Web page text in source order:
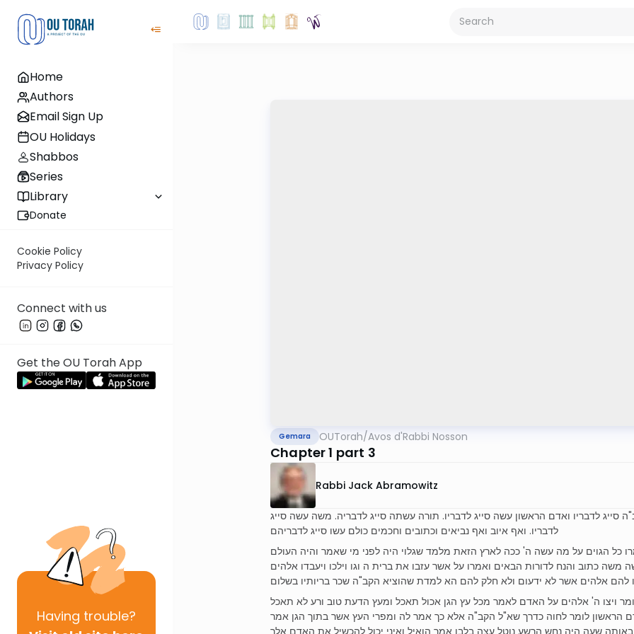
Home
Authors
Email Sign Up
OU Holidays
Shabbos
Series
Library
Donate
Cookie Policy
Privacy Policy
Connect with us
Get the OU Torah App
Having trouble?
Gemara OUTorah/Avos d'Rabbi Nosson
Chapter 1 part 3
Rabbi Jack Abramowitz
סייג לדבריו ואדם הראשון עשה סייג לדבריו. תורה עשתה סייג לדבריה. משה עשה סייג
לדבריו. ואף איוב ואף נביאים וכתובים וחכמים כולם עשו סייג לדבריהם
כל הגוים על מה עשה ה' ככה לארץ הזאת מלמד שגלוי היה לפני מי שאמר והיה העולם
כתוב והנח לדורות הבאים ואמרו על אשר עזבו את ברית ה וגו וילכו ויעבדו אלהים
להם אלהים אשר לא ידעום ולא חלק להם הא למדת שהוציא הקב"ה שכר בריותיו בשלום
ויצו ה' אלהים על האדם לאמר מכל עץ הגן אכול תאכל ומעץ הדעת טוב ורע לא תאכל
הראשון לומר לחוה כדרך שא"ל הקב"ה אלא כך אמר לה ומפרי העץ אשר בתוך הגן אמר